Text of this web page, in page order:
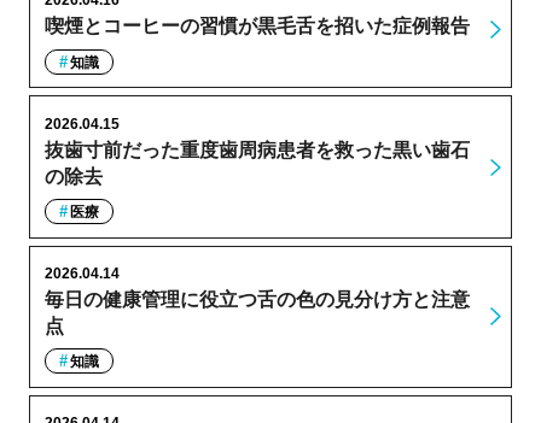
喫煙とコーヒーの習慣が黒毛舌を招いた症例報告
知識
抜歯寸前だった重度歯周病患者を救った黒い歯石
の除去
2026.04.15
医療
毎日の健康管理に役立つ舌の色の見分け方と注意
点
2026.04.14
知識